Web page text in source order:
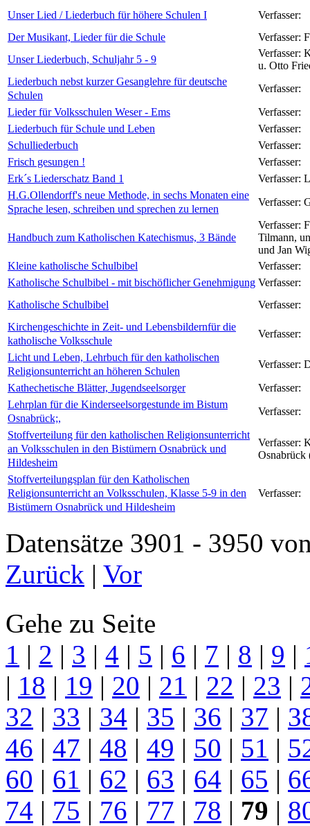
Unser Lied / Liederbuch für höhere Schulen I Verfasser:
Der Musikant, Lieder für die Schule Verfasser:
Unser Liederbuch, Schuljahr 5 - 9 Verfasser:
u. Otto
Liederbuch nebst kurzer Gesanglehre für deutsche
Schulen
Verfasser:
Lieder für Volksschulen Weser - Ems Verfasser:
Liederbuch für Schule und Leben Verfasser:
Schulliederbuch Verfasser:
Frisch gesungen ! Verfasser:
Erk´s Liederschatz Band 1 Verfasser:
H.G.Ollendorff's neue Methode, in sechs Monaten eine
Sprache lesen, schreiben und sprechen zu lernen
Verfasser:
Handbuch zum Katholischen Katechismus, 3 Bände
Verfasser:
Tilmann,
und Jan
Kleine katholische Schulbibel Verfasser:
Katholische Schulbibel - mit bischöflicher Genehmigung Verfasser:
Katholische Schulbibel Verfasser:
Kirchengeschichte in Zeit- und Lebensbildernfür die
katholische Volksschule
Verfasser:
Licht und Leben, Lehrbuch für den katholischen
Religionsunterricht an höheren Schulen
Verfasser:
Kathechetische Blätter, Jugendseelsorger Verfasser:
Lehrplan für die Kinderseelsorgestunde im Bistum
Osnabrück;,
Verfasser:
Stoffverteilung für den katholischen Religionsunterricht
an Volksschulen in den Bistümern Osnabrück und
Hildesheim
Verfasser:
Osnabrück
Stoffverteilungsplan für den Katholischen
Religionsunterricht an Volksschulen, Klasse 5-9 in den
Bistümern Osnabrück und Hildesheim
Verfasser:
Datensätze 3901 - 3950
Zurück | Vor
Gehe zu Seite
1 | 2 | 3 | 4 | 5 | 6 | 7 | 8 | 9 |
| 18 | 19 | 20 | 21 | 22 | 23 |
32 | 33 | 34 | 35 | 36 | 37 |
46 | 47 | 48 | 49 | 50 | 51 |
60 | 61 | 62 | 63 | 64 | 65 |
74 | 75 | 76 | 77 | 78 | 79 |